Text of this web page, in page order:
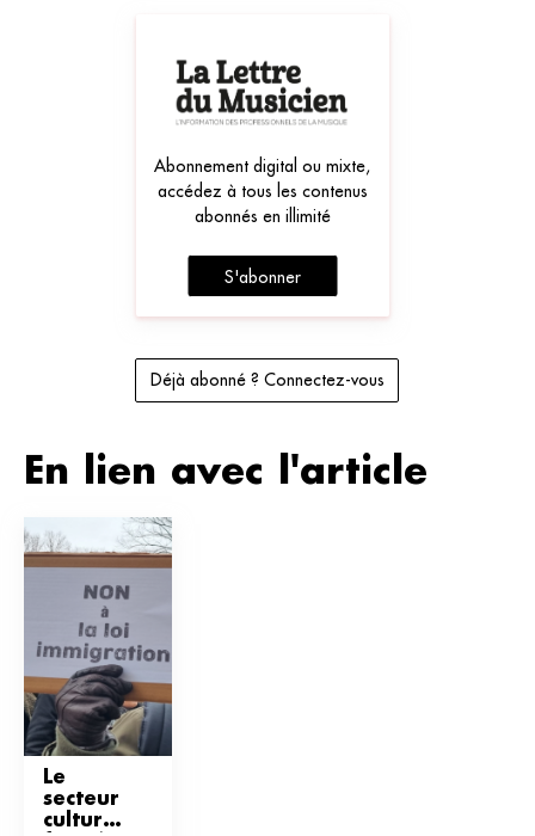
Abonnement digital ou mixte,
accédez à tous les contenus
abonnés en illimité
S'abonner
Déjà abonné ? Connectez-vous
En lien avec l'article
Le
secteur
culturel